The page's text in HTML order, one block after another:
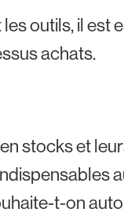
outils, il est
achats.
stocks et
t-on